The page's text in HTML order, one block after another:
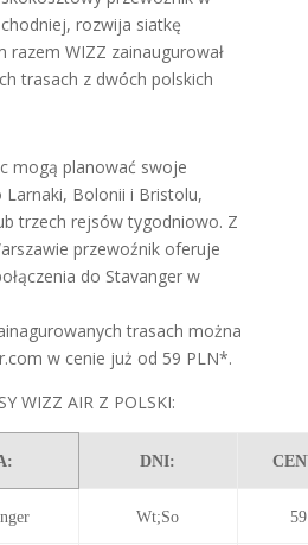
rozwija siatkę
razem WIZZ zainaugurował
trasach z dwóch polskich
mogą planować swoje
Bolonii i Bristolu,
trzech rejsów tygodniowo. Z
przewoźnik oferuje
do Stavanger w
trasach można
w cenie już od 59 PLN*.
WIZZ AIR Z POLSKI:
DNI:
Wt;So